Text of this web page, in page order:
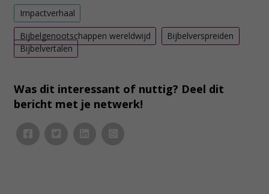
Impactverhaal
Bijbelgenootschappen wereldwijd
Bijbelverspreiden
Bijbelvertalen
Was dit interessant of nuttig? Deel dit
bericht met je netwerk!